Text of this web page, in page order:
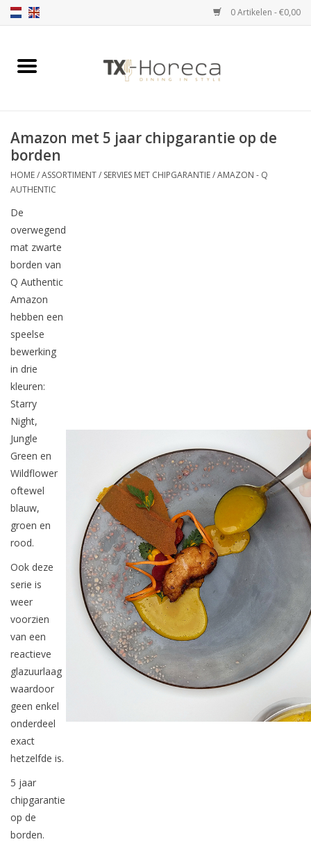
0 Artikelen - €0,00
Home
Catalogi
Partnership Qookingtable
Contact
Amazon met 5 jaar chipgarantie op de
borden
HOME/ASSORTIMENT/ SERVIES MET CHIPGARANTIE/AMAZON - Q
AUTHENTIC
De
overwegend
mat zwarte
borden van
Q Authentic
Amazon
hebben een
speelse
bewerking
in drie
kleuren:
Starry
Night,
Jungle
Green en
Wildflower
oftewel
blauw,
groen en
rood.
Ook deze
serie is
weer
voorzien
van een
reactieve
glazuurlaag
waardoor
geen enkel
onderdeel
exact
hetzelfde is.
5 jaar
chipgarantie
op de
borden.